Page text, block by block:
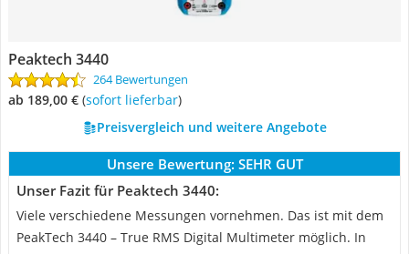
Peaktech 3440
264 Bewertungen
ab 189,00 € ( Sofort lieferbar)
Preisvergleich und weitere Angebote
Unsere Bewertung: SEHR GUT
Unser Fazit für Peaktech 3440:
Viele verschiedene Messungen vornehmen. Das ist mit dem
PeakTech 3440 – True RMS Digital Multimeter möglich. In